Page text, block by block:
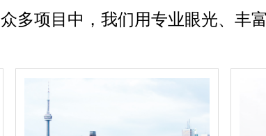
众多项目中，我们用专业眼光、丰